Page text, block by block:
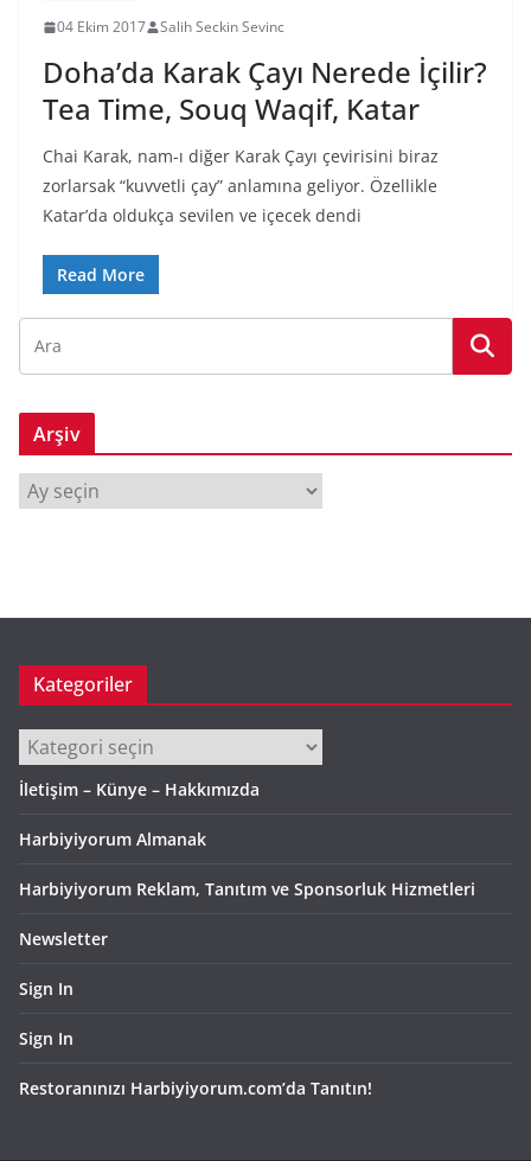
04 Ekim 2017 Salih Seckin Sevinc
Doha’da Karak Çayı Nerede İçilir?
Tea Time, Souq Waqif, Katar
Chai Karak, nam-ı diğer Karak Çayı çevirisini biraz
zorlarsak “kuvvetli çay” anlamına geliyor. Özellikle
Katar’da oldukça sevilen ve içecek dendi
Read More
Arşiv
Kategoriler
Kategoriler
İletişim – Künye – Hakkımızda
Harbiyiyorum Almanak
Harbiyiyorum Reklam, Tanıtım ve Sponsorluk Hizmetleri
Newsletter
Sign In
Sign In
Restoranınızı Harbiyiyorum.com’da Tanıtın!